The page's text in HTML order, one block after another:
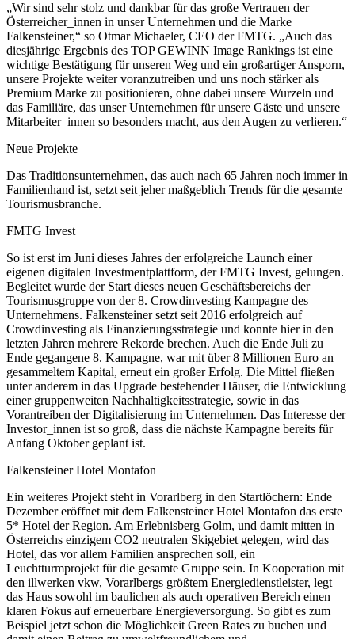
„Wir sind sehr stolz und dankbar für das große Vertrauen der
Österreicher_innen in unser Unternehmen und die Marke
Falkensteiner,“ so Otmar Michaeler, CEO der FMTG. „Auch das
diesjährige Ergebnis des TOP GEWINN Image Rankings ist eine
wichtige Bestätigung für unseren Weg und ein großartiger Ansporn,
unsere Projekte weiter voranzutreiben und uns noch stärker als
Premium Marke zu positionieren, ohne dabei unsere Wurzeln und
das Familiäre, das unser Unternehmen für unsere Gäste und unsere
Mitarbeiter_innen so besonders macht, aus den Augen zu verlieren.“
Neue Projekte
Das Traditionsunternehmen, das auch nach 65 Jahren noch immer in
Familienhand ist, setzt seit jeher maßgeblich Trends für die gesamte
Tourismusbranche.
FMTG Invest
So ist erst im Juni dieses Jahres der erfolgreiche Launch einer
eigenen digitalen Investmentplattform, der FMTG Invest, gelungen.
Begleitet wurde der Start dieses neuen Geschäftsbereichs der
Tourismusgruppe von der 8. Crowdinvesting Kampagne des
Unternehmens. Falkensteiner setzt seit 2016 erfolgreich auf
Crowdinvesting als Finanzierungsstrategie und konnte hier in den
letzten Jahren mehrere Rekorde brechen. Auch die Ende Juli zu
Ende gegangene 8. Kampagne, war mit über 8 Millionen Euro an
gesammeltem Kapital, erneut ein großer Erfolg. Die Mittel fließen
unter anderem in das Upgrade bestehender Häuser, die Entwicklung
einer gruppenweiten Nachhaltigkeitsstrategie, sowie in das
Vorantreiben der Digitalisierung im Unternehmen. Das Interesse der
Investor_innen ist so groß, dass die nächste Kampagne bereits für
Anfang Oktober geplant ist.
Falkensteiner Hotel Montafon
Ein weiteres Projekt steht in Vorarlberg in den Startlöchern: Ende
Dezember eröffnet mit dem Falkensteiner Hotel Montafon das erste
5* Hotel der Region. Am Erlebnisberg Golm, und damit mitten in
Österreichs einzigem CO2 neutralen Skigebiet gelegen, wird das
Hotel, das vor allem Familien ansprechen soll, ein
Leuchtturmprojekt für die gesamte Gruppe sein. In Kooperation mit
den illwerken vkw, Vorarlbergs größtem Energiedienstleister, legt
das Haus sowohl im baulichen als auch operativen Bereich einen
klaren Fokus auf erneuerbare Energieversorgung. So gibt es zum
Beispiel jetzt schon die Möglichkeit Green Rates zu buchen und